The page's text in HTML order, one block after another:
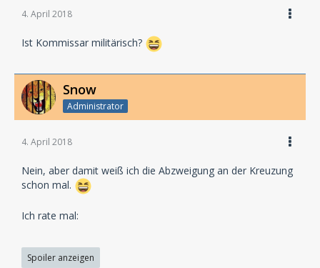
4. April 2018
Ist Kommissar militärisch?
Snow
Administrator
4. April 2018
Nein, aber damit weiß ich die Abzweigung an der Kreuzung
schon mal.
Ich rate mal:
Spoiler anzeigen